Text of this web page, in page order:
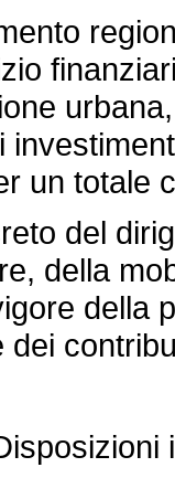
un totale
del
della
della
dei